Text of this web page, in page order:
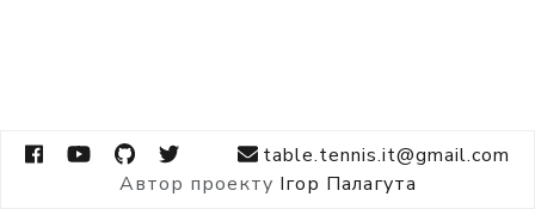
table.tennis.it@gmail.com
Автор проекту Ігор Палагута